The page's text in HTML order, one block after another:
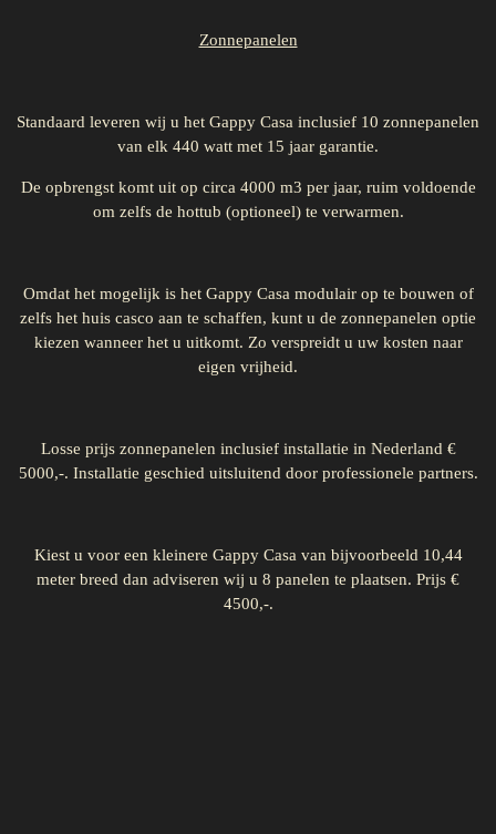
Zonnepanelen
Standaard leveren wij u het Gappy Casa inclusief 10 zonnepanelen
van elk 440 watt met 15 jaar garantie.
De opbrengst komt uit op circa 4000 m3 per jaar, ruim voldoende
om zelfs de hottub (optioneel) te verwarmen.
Omdat het mogelijk is het Gappy Casa modulair op te bouwen of
zelfs het huis casco aan te schaffen, kunt u de zonnepanelen optie
kiezen wanneer het u uitkomt. Zo verspreidt u uw kosten naar
eigen vrijheid.
Losse prijs zonnepanelen inclusief installatie in Nederland €
5000,-. Installatie geschied uitsluitend door professionele partners.
Kiest u voor een kleinere Gappy Casa van bijvoorbeeld 10,44
meter breed dan adviseren wij u 8 panelen te plaatsen. Prijs €
4500,-.